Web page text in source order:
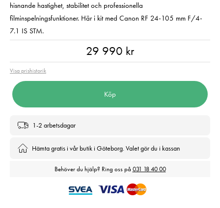
hisnande hastighet, stabilitet och professionella
filminspelningsfunktioner. Här i kit med Canon RF 24-105 mm F/4-
7.1 IS STM.
29 990 kr
Visa prishistorik
Köp
1-2 arbetsdagar
Hämta gratis i vår butik i Göteborg. Valet gör du i kassan
Behöver du hjälp? Ring oss på 031 18 40 00